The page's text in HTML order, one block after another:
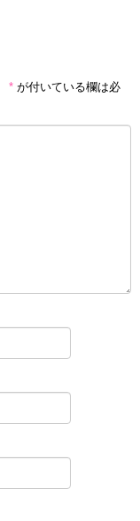
* が付いている欄は必